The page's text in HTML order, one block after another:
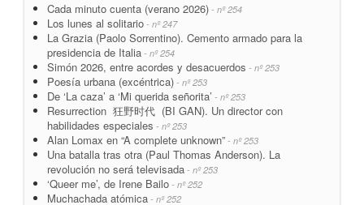
Cada minuto cuenta (verano 2026) - nº 254
Los lunes al solitario - nº 247
La Grazia (Paolo Sorrentino). Cemento armado para la
presidencia de Italia - nº 254
Simón 2026, entre acordes y desacuerdos - nº 253
Poesía urbana (excéntrica) - nº 253
De ‘La caza’ a ‘Mi querida señorita’ - nº 253
Resurrection 狂野时代 (BI GAN). Un director con
habilidades especiales - nº 253
Alan Lomax en “A complete unknown” - nº 253
Una batalla tras otra (Paul Thomas Anderson). La
revolución no será televisada - nº 253
‘Queer me’, de Irene Bailo - nº 252
Muchachada atómica - nº 252